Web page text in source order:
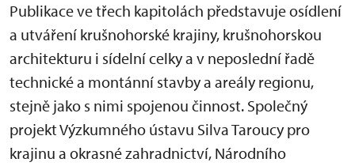
Publikace ve třech kapitolách představuje osídlení
a utváření krušnohorské krajiny, krušnohorskou
architekturu i sídelní celky a v neposlední řadě
technické a montánní stavby a areály regionu,
stejně jako s nimi spojenou činnost. Společný
projekt Výzkumného ústavu Silva Taroucy pro
krajinu a okrasné zahradnictví, Národního